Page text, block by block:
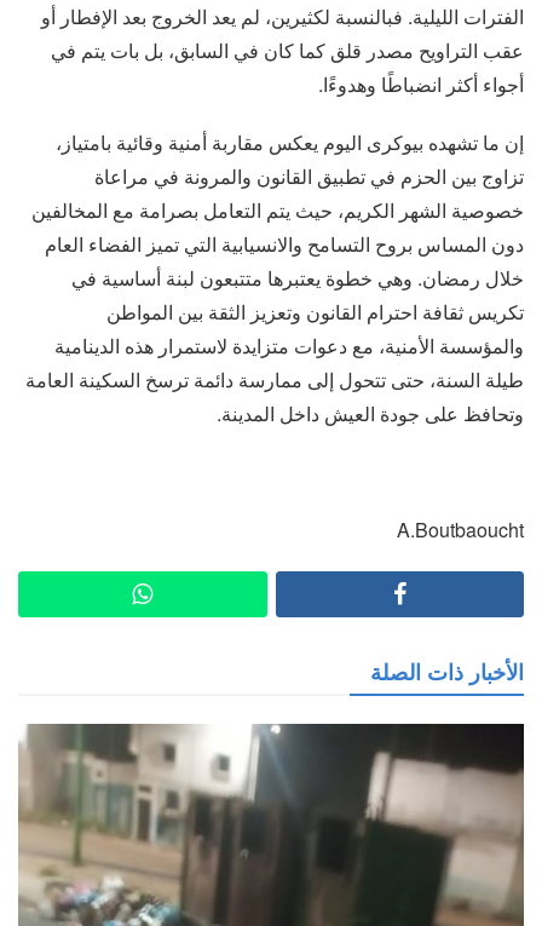
الفترات الليلية. فبالنسبة لكثيرين، لم يعد الخروج بعد الإفطار أو
عقب التراويح مصدر قلق كما كان في السابق، بل بات يتم في
أجواء أكثر انضباطًا وهدوءًا.
إن ما تشهده بيوكرى اليوم يعكس مقاربة أمنية وقائية بامتياز،
تزاوج بين الحزم في تطبيق القانون والمرونة في مراعاة
خصوصية الشهر الكريم، حيث يتم التعامل بصرامة مع المخالفين
دون المساس بروح التسامح والانسيابية التي تميز الفضاء العام
خلال رمضان. وهي خطوة يعتبرها متتبعون لبنة أساسية في
تكريس ثقافة احترام القانون وتعزيز الثقة بين المواطن
والمؤسسة الأمنية، مع دعوات متزايدة لاستمرار هذه الدينامية
طيلة السنة، حتى تتحول إلى ممارسة دائمة ترسخ السكينة العامة
وتحافظ على جودة العيش داخل المدينة.
A.Boutbaoucht
الأخبار ذات الصلة